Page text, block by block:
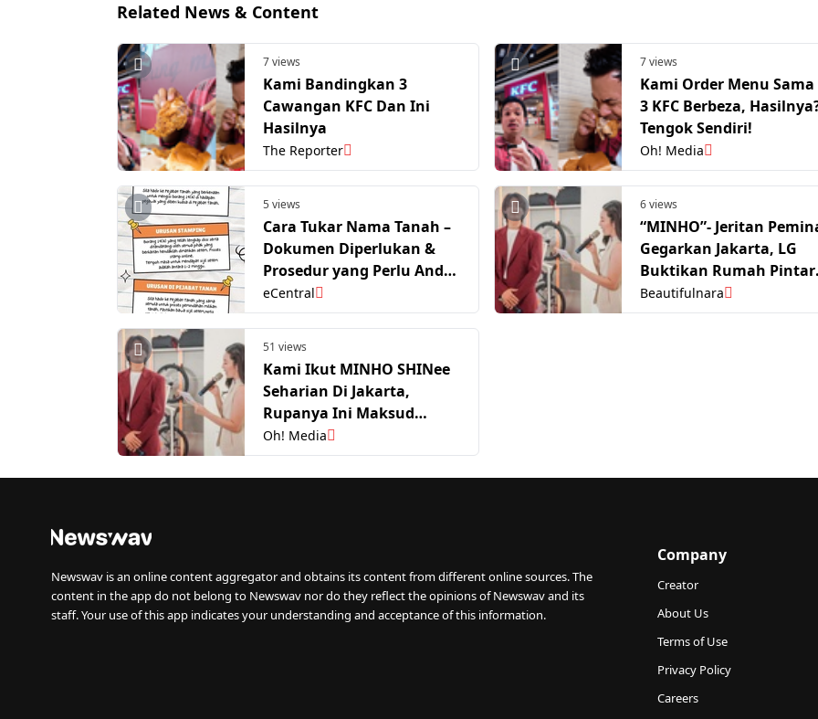
Related News & Content
7 views
Kami Bandingkan 3
Cawangan KFC Dan Ini
Hasilnya
The Reporter
7 views
Kami Order Menu Sama
3 KFC Berbeza,
Tengok Sendiri!
Oh! Media
5 views
Cara Tukar Nama Tanah –
Dokumen Diperlukan &
Prosedur yang Perlu Anda
Tahu
eCentral
6 views
“MINHO”- Jeritan
Gegarkan Jakarta, LG
Buktikan Rumah Pintar
Juga Sesuai Untuk Gaya
Hidup Aktif
Beautifulnara
51 views
Kami Ikut MINHO SHINee
Seharian Di Jakarta,
Rupanya Ini Maksud
Sebenar Rumah Pintar LG
Oh! Media
Newswav is an online content aggregator and obtains its content from different online sources. The
content in the app do not belong to Newswav nor do they reflect the opinions of Newswav and its
staff. Your use of this app indicates your understanding and acceptance of this information.
Company
Creator
About Us
Terms of Use
Privacy Policy
Careers